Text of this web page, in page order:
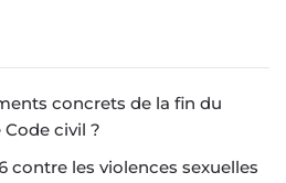
concrets de la fin du
civil ?
contre les violences sexuelles